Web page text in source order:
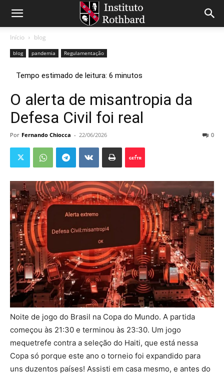
Início blog
blog pandemia Regulamentação
O alerta de misantropia da
Defesa Civil foi real
Por Fernando Chiocca - 22/06/2026 0
Noite de jogo do Brasil na Copa do Mundo. A partida
começou às 21:30 e terminou às 23:30. Um jogo
mequetrefe contra a seleção do Haiti, que está nessa
Copa só porque este ano o torneio foi expandido para
uns duzentos países! Assisti em casa mesmo, e antes do